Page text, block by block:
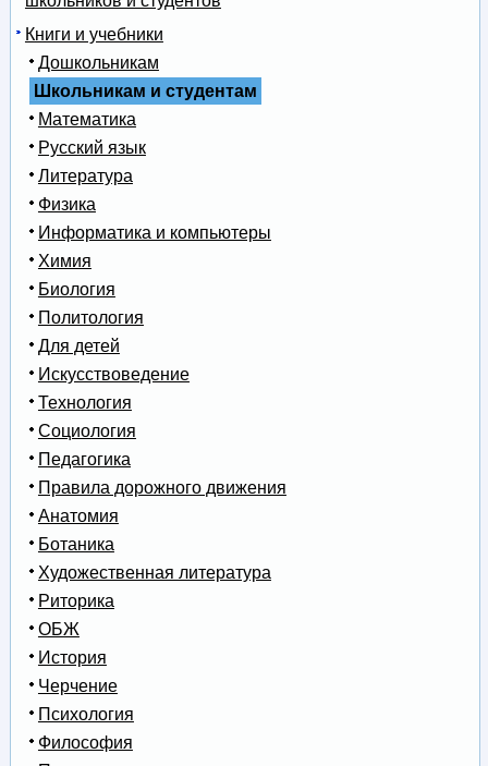
Книги и учебники
Дошкольникам
Школьникам и студентам
Математика
Русский язык
Литература
Физика
Информатика и компьютеры
Химия
Биология
Политология
Для детей
Искусствоведение
Технология
Социология
Педагогика
Правила дорожного движения
Анатомия
Ботаника
Художественная литература
Риторика
ОБЖ
История
Черчение
Психология
Философия